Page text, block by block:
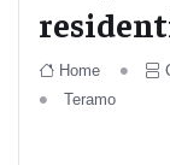
Home
Teramo